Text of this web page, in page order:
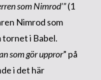
som Nimrod’”(1
Nimrod som
i Babel.
som gör uppror” på
i det här